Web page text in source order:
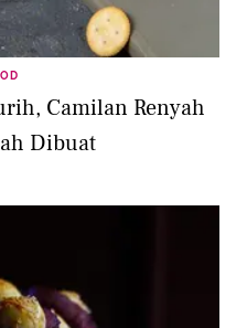
Camilan Renyah
Dibuat